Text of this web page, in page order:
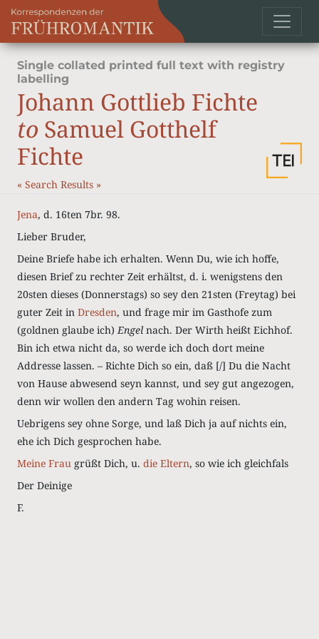
Single collated printed full text with registry
labelling
Johann Gottlieb Fichte
to Samuel Gotthelf
Fichte
« Search Results »
Jena, d. 16ten 7br. 98.
Lieber Bruder,
Deine Briefe habe ich erhalten. Wenn Du, wie ich hoffe,
diesen Brief zu rechter Zeit erhältst, d. i. wenigstens den
20sten dieses (Donnerstags) so sey den 21sten (Freytag) bei
guter Zeit in Dresden, und frage mir im Gasthofe zum
(goldnen glaube ich)Engel nach. Der Wirth heißt Eichhof.
Bin ich etwa nicht da, so werde ich doch dort meine
Addresse lassen. – Richte Dich so ein, daß [/] Du die Nacht
von Hause abwesend seyn kannst, und sey gut angezogen,
denn wir wollen den andern Tag wohin reisen.
Uebrigens sey ohne Sorge, und laß Dich ja auf nichts ein,
ehe ich Dich gesprochen habe.
Meine Frau grüßt Dich, u. die Eltern, so wie ich gleichfals
Der Deinige
F.